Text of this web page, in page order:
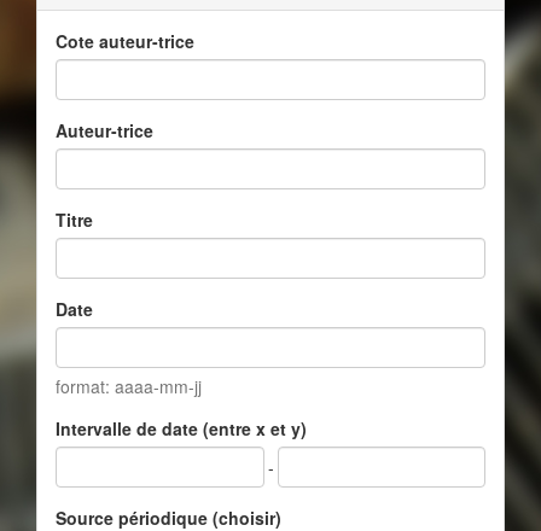
Cote auteur-trice
Auteur-trice
Titre
Date
format: aaaa-mm-jj
Intervalle de date (entre x et y)
-
Source périodique (choisir)